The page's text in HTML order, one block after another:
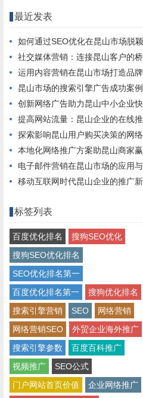
最近发表
如何通过SEO优化在昆山市场脱颖而出
社交媒体营销：连接昆山客户的
运用内容营销在昆山市场打造品牌影响力
昆山市场的搜索引擎广告成功案例分析
创新网络广告助力昆山中小企业快速成长
提高网站流量：昆山企业的在线推广秘籍
探索影响昆山用户购买决策的网络营销手段
本地化网络推广方案助昆山商家赢得市场
电子邮件营销在昆山市场的应用与实践
移动互联网时代昆山企业的推广新思路
标签列表
百度优化排名
搜狗SEO优化
搜狗SEO优化排名
SEO优化排名第一
百度优化排名第一
搜狗优化排名
搜索引擎营销
SEO
网络营销
网络营销SEO
外贸企业海外推广
搜索引擎参数
百度百科推广
视频推广
SEO公式
门户网站首页价值
企业网络推广